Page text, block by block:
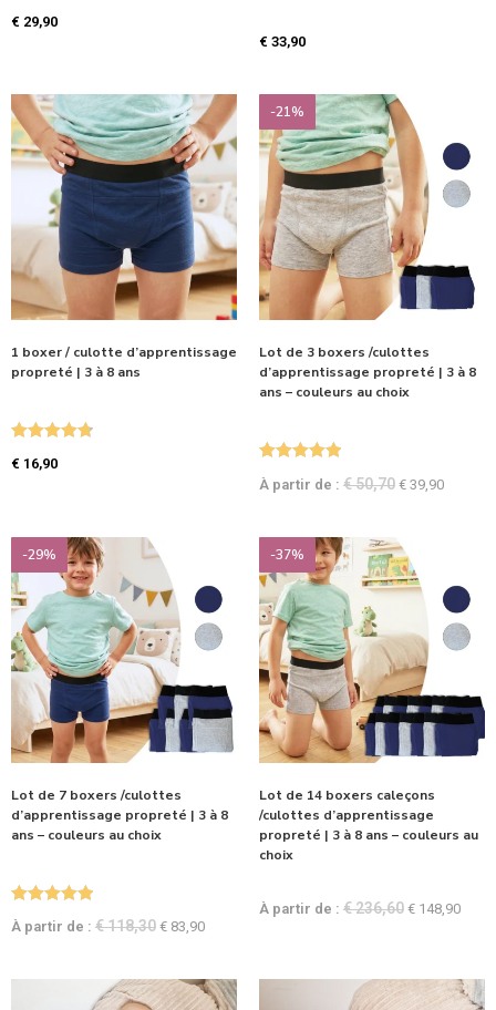
€ 29,90
€ 33,90
1 boxer / culotte d’apprentissage
propreté | 3 à 8 ans
€ 16,90
-21%
Lot de 3 boxers /culottes
d’apprentissage propreté | 3 à 8
ans – couleurs au choix
sur 5
À partir de : €50,70 € 39,90
-29%
Lot de 7 boxers /culottes
d’apprentissage propreté | 3 à 8
ans – couleurs au choix
sur 5
À partir de : €118,30 € 83,90
-37%
Lot de 14 boxers caleçons
/culottes d’apprentissage
propreté | 3 à 8 ans – couleurs au
choix
À partir de : €236,60 € 148,90